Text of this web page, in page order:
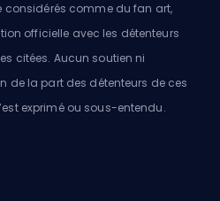
considérés comme du fan art,
officielle avec les détenteurs
citées. Aucun soutien ni
de la part des détenteurs de ces
exprimé ou sous-entendu.